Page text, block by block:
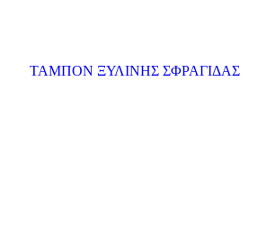
ΤΑΜΠΟΝ ΞΥΛΙΝΗΣ ΣΦΡΑΓΙΔΑΣ